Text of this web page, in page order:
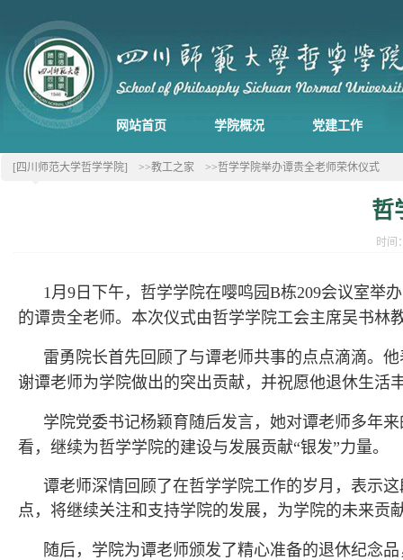
网站首页 学院概况 党建工作
[四川师范大学哲学学院] >>教工之家 >>哲学学院举办谭贵全老师荣休仪式
哲
时间
1月9日下午，哲学学院在嘤鸣园B栋209会议室举
的谭贵全老师。 本次仪式由哲学学院工会主席吴书林
雷勇院长首先回顾了与谭老师共事的点点滴滴。 他
谢谭老师为学院做出的突出贡献，并祝愿他退休生活
学院党委书记杨颖育 随后发言， 她对谭老师多年
看，继续为哲学学院的建设与发展贡献“银发”力量。
谭老师深情回顾了在哲学学院工作的岁月，表示
点，将继续关注和支持学院的发展，为学院的未来贡
随后， 学院为谭老师颁发了精心准备的退休纪念